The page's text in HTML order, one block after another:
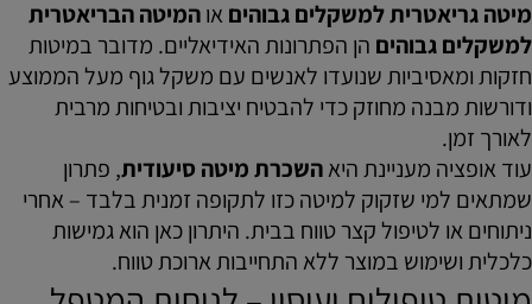
מיטה גריאטרית למשקלים גבוהים אוהמיטה הבריאטרית
למשקלים גבוהים הן הפתרונות האידיאליים. מדובר במיטות
חזקות ומאסיביות שנועדו לאנשים עם משקל גוף מעל הממוצע
ודורשות מבנה מחוזק כדי להבטיח יציבות ובטיחות מרבית
לאורך זמן.
עוד אופציה מעניינת היאהשכרת מיטה סיעודית, פתרון
שמתאים למי שזקוק למיטה כזו לתקופה זמנית בלבד – אחרי
ניתוחים או לטיפול קצר טווח בבית. היתרון כאן הוא גמישות
כלכלית ושימוש במוצר ללא התחייבות ארוכת טווח.